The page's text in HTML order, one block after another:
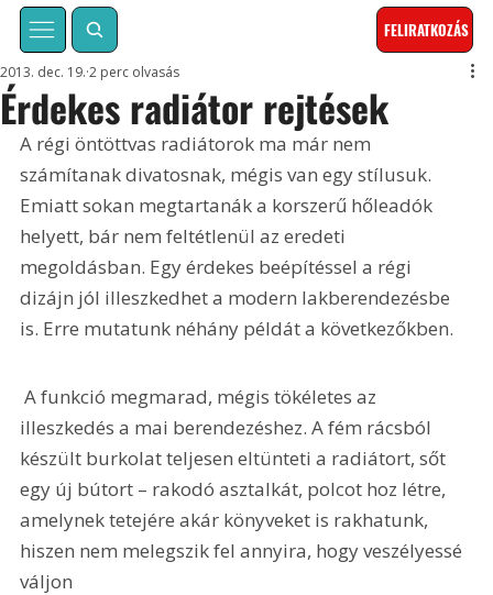
FELIRATKOZÁS
Érdekes radiátor rejtések
2013. dec. 19. 2 perc olvasás
A régi öntöttvas radiátorok ma már nem
számítanak divatosnak, mégis van egy stílusuk.
Emiatt sokan megtartanák a korszerű hőleadók
helyett, bár nem feltétlenül az eredeti
megoldásban. Egy érdekes beépítéssel a régi
dizájn jól illeszkedhet a modern lakberendezésbe
is. Erre mutatunk néhány példát a következőkben.
A funkció megmarad, mégis tökéletes az
illeszkedés a mai berendezéshez. A fém rácsból
készült burkolat teljesen eltünteti a radiátort, sőt
egy új bútort – rakodó asztalkát, polcot hoz létre,
amelynek tetejére akár könyveket is rakhatunk,
hiszen nem melegszik fel annyira, hogy veszélyessé
váljon